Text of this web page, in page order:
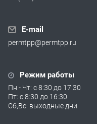
E-mail
permtpp@permtpp.ru
Режим работы
Пн - Чт: с 8:30 до 17:30
Пт: с 8:30 до 16:30
Сб,Вс: выходные дни